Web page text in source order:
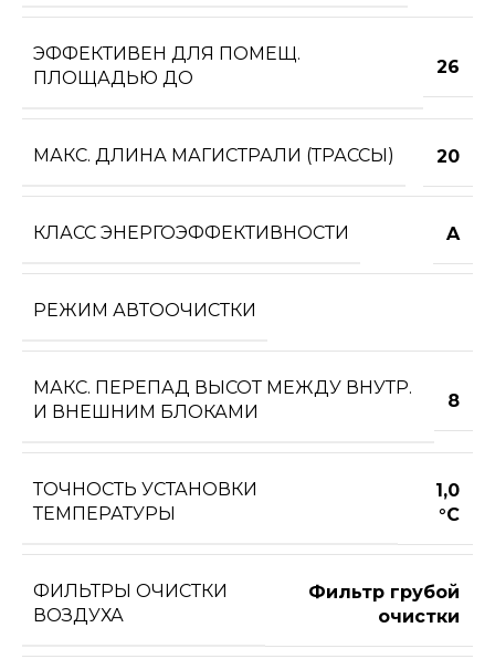
ЭФФЕКТИВЕН ДЛЯ ПОМЕЩ.
ПЛОЩАДЬЮ ДО
26
МАКС. ДЛИНА МАГИСТРАЛИ (ТРАССЫ) 20
КЛАСС ЭНЕРГОЭФФЕКТИВНОСТИ A
РЕЖИМ АВТООЧИСТКИ
МАКС. ПЕРЕПАД ВЫСОТ МЕЖДУ ВНУТР.
И ВНЕШНИМ БЛОКАМИ
8
ТОЧНОСТЬ УСТАНОВКИ
ТЕМПЕРАТУРЫ
1,0
°С
ФИЛЬТРЫ ОЧИСТКИ
ВОЗДУХА
Фильтр грубой
очистки